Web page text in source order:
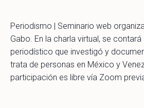
Periodismo | Seminario web
Gabo. En la charla virtual, se
periodístico que investigó y
trata de personas en México y
participación es libre vía Zoom